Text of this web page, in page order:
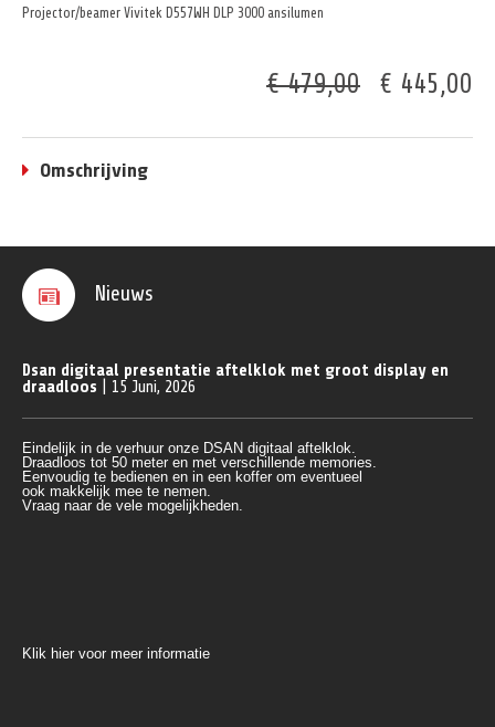
Projector/beamer Vivitek D557WH DLP 3000 ansilumen
€ 479,00 € 445,00
Omschrijving
Nieuws
Dsan digitaal presentatie aftelklok met groot display en
draadloos | 15 Juni, 2026
Eindelijk in de verhuur onze DSAN digitaal aftelklok.
Draadloos tot 50 meter en met verschillende memories.
Eenvoudig te bedienen en in een koffer om eventueel
ook makkelijk mee te nemen.
Vraag naar de vele mogelijkheden.
Klik hier voor meer informatie